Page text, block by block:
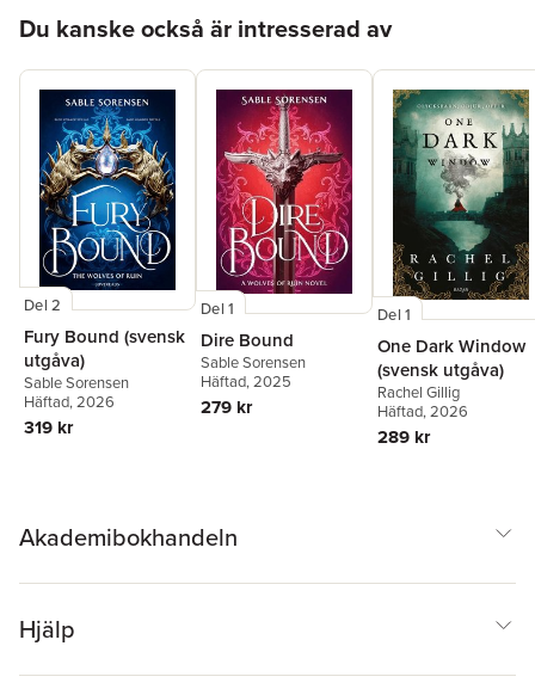
Du kanske också är intresserad av
Del 2
Fury Bound (svensk
utgåva)
Sable Sorensen
Häftad, 2026
319 kr
Del 1
Dire Bound
Sable Sorensen
Häftad, 2025
279 kr
Del 1
One Dark Window
(svensk utgåva)
Rachel Gillig
Häftad, 2026
289 kr
Akademibokhandeln
Hjälp